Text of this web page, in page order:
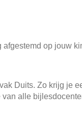
op jouw
Duits. Zo krijg je
alle